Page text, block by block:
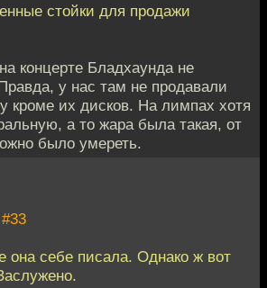
стойки для продажи
концерте Бладхаунда не
у нас там не продавали
кроме их дисков. На лимпах хотя
а то жара была такая, от
было умереть.
#33
она себе писала. Однако ж вот